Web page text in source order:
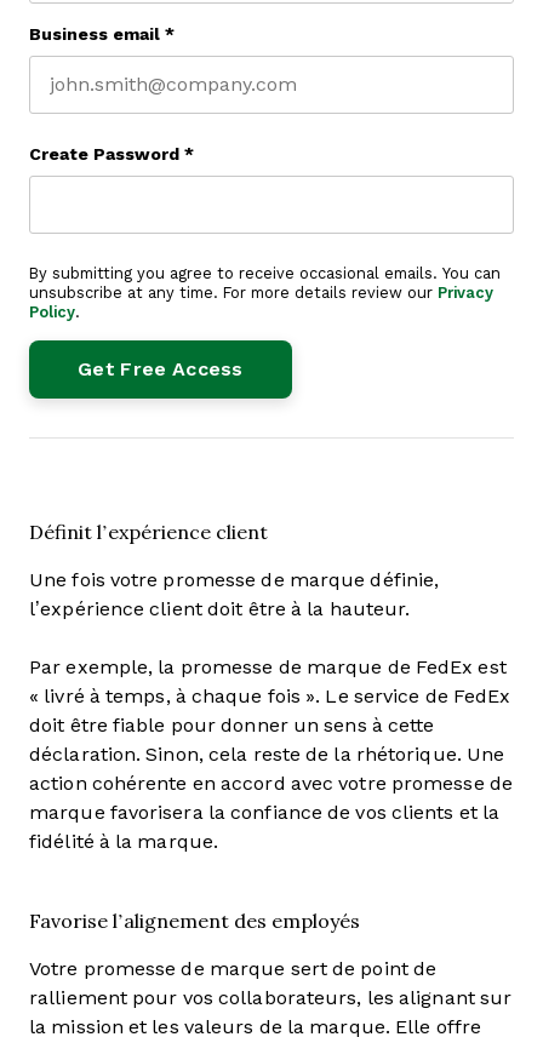
Business email *
Create Password *
By submitting you agree to receive occasional emails. You can
unsubscribe at any time. For more details review our Privacy
Policy.
Définit l’expérience client
Une fois votre promesse de marque définie,
l’expérience client doit être à la hauteur.
Par exemple, la promesse de marque de FedEx est
« livré à temps, à chaque fois ». Le service de FedEx
doit être fiable pour donner un sens à cette
déclaration. Sinon, cela reste de la rhétorique. Une
action cohérente en accord avec votre promesse de
marque favorisera la confiance de vos clients et la
fidélité à la marque.
Favorise l’alignement des employés
Votre promesse de marque sert de point de
ralliement pour vos collaborateurs, les alignant sur
la mission et les valeurs de la marque. Elle offre